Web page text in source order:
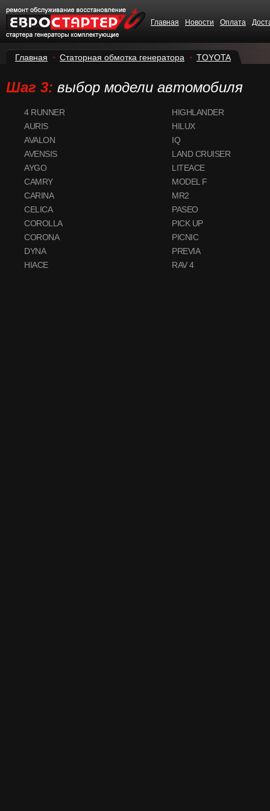
Главная Новости Оплата
Главная Статорная обмотка генератора TOYOTA
Шаг 3: выбор модели автомобиля
4 RUNNER
AURIS
AVALON
AVENSIS
AYGO
CAMRY
CARINA
CELICA
COROLLA
CORONA
DYNA
HIACE
HIGHLANDER
HILUX
IQ
LAND CRUISER
LITEACE
MODEL F
MR2
PASEO
PICK UP
PICNIC
PREVIA
RAV 4